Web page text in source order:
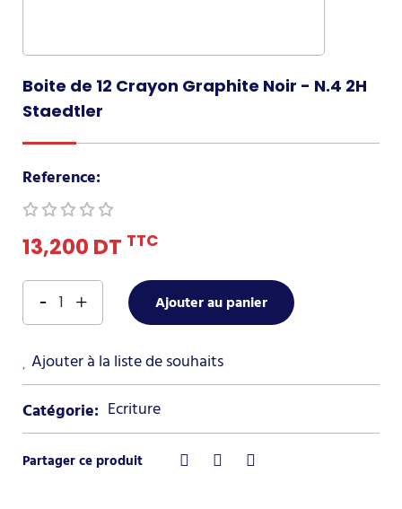
Boite de 12 Crayon Graphite Noir - N.4 2H
Staedtler
Reference:
13,200 DT TTC
Ajouter au panier
Ajouter à la liste de souhaits
Catégorie: Ecriture